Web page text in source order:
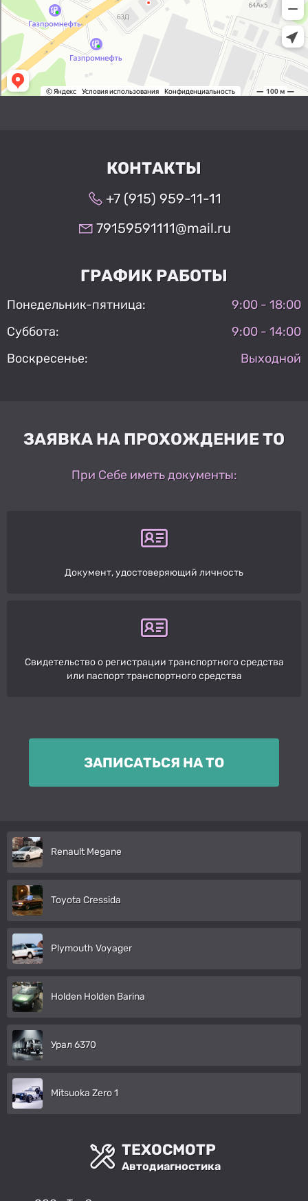
КОНТАКТЫ
+7 (915) 959-11-11
79159591111@mail.ru
ГРАФИК РАБОТЫ
Понедельник-пятница:
9:00 - 18:00
Суббота:
9:00 - 14:00
Воскресенье:
Выходной
ЗАЯВКА НА ПРОХОЖДЕНИЕ ТО
При Себе иметь документы:
Документ, удостоверяющий личность
Свидетельство о регистрации транспортного средства
или паспорт транспортного средства
ЗАПИСАТЬСЯ НА ТО
Renault Megane
Toyota Cressida
Plymouth Voyager
Holden Holden Barina
Урал 6370
Mitsuoka Zero 1
ТЕХОСМОТР
Автодиагностика